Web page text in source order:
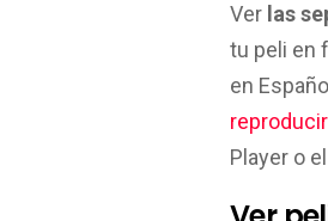
Ver las
tu peli en
en
Player o